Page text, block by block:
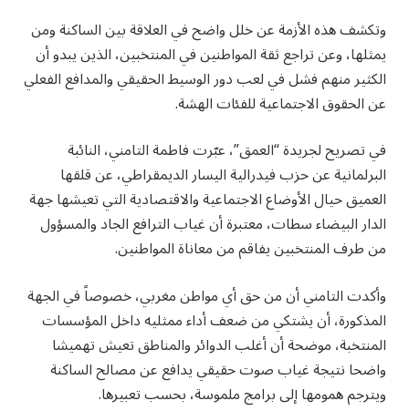
وتكشف هذه الأزمة عن خلل واضح في العلاقة بين الساكنة ومن
يمثلها، وعن تراجع ثقة المواطنين في المنتخبين، الذين يبدو أن
الكثير منهم فشل في لعب دور الوسيط الحقيقي والمدافع الفعلي
عن الحقوق الاجتماعية للفئات الهشة.
في تصريح لجريدة “العمق”، عبّرت فاطمة التامني، النائبة
البرلمانية عن حزب فيدرالية اليسار الديمقراطي، عن قلقها
العميق حيال الأوضاع الاجتماعية والاقتصادية التي تعيشها جهة
الدار البيضاء سطات، معتبرة أن غياب الترافع الجاد والمسؤول
من طرف المنتخبين يفاقم من معاناة المواطنين.
وأكدت التامني أن من حق أي مواطن مغربي، خصوصاً في الجهة
المذكورة، أن يشتكي من ضعف أداء ممثليه داخل المؤسسات
المنتخبة، موضحة أن أغلب الدوائر والمناطق تعيش تهميشا
واضحا نتيجة غياب صوت حقيقي يدافع عن مصالح الساكنة
ويترجم همومها إلى برامج ملموسة، بحسب تعبيرها.